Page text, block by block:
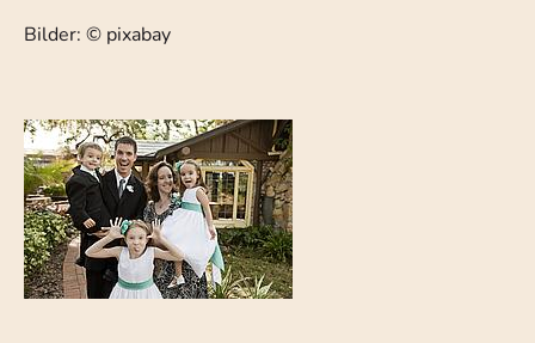
Bilder: © pixabay